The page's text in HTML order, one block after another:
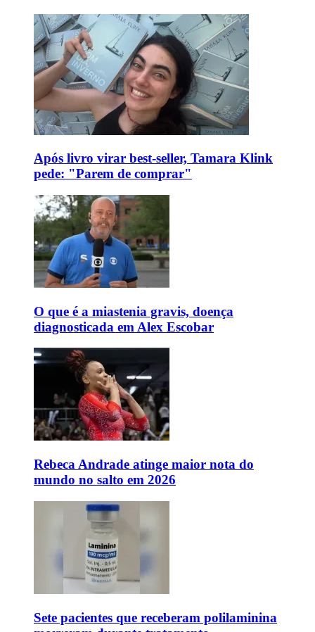
Após livro virar best-seller, Tamara Klink
pede: "Parem de comprar"
O que é a miastenia gravis, doença
diagnosticada em Alex Escobar
Rebeca Andrade atinge maior nota do
mundo no salto em 2026
Sete pacientes que receberam polilaminina